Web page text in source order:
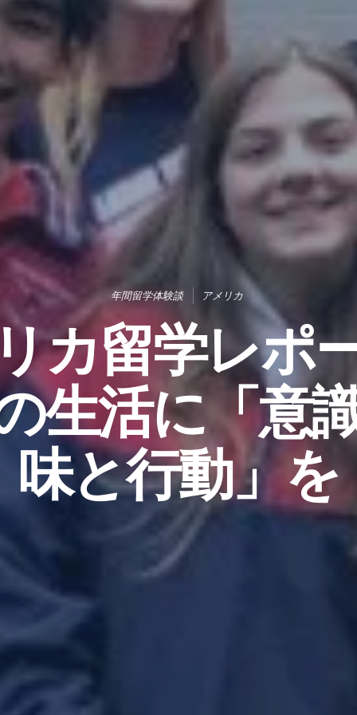
年間留学体験談 アメリカ
カ留学レ
生活に「意
味と行動」を